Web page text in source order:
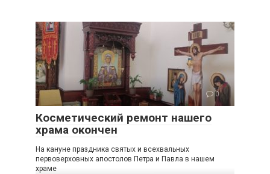
0
Косметический ремонт нашего
храма окончен
На кануне праздника святых и всехвальных
первоверховных апостолов Петра и Павла в нашем
храме